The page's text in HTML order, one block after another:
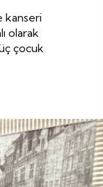
kanseri
olarak
çocuk